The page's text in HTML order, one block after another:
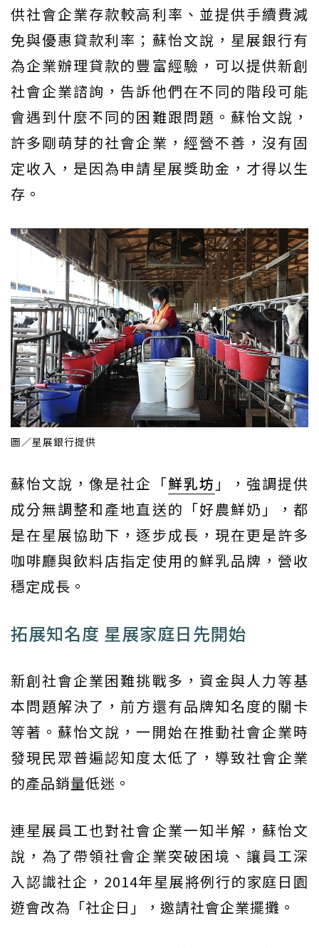
供社會企業存款較高利率、並提供手續費減
免與優惠貸款利率；蘇怡文說，星展銀行有
為企業辦理貸款的豐富經驗，可以提供新創
社會企業諮詢，告訴他們在不同的階段可能
會遇到什麼不同的困難跟問題。蘇怡文說，
許多剛萌芽的社會企業，經營不善，沒有固
定收入，是因為申請星展獎助金，才得以生
存。
圖／星展銀行提供
蘇怡文說，像是社企「鮮乳坊 」，強調提供
成分無調整和產地直送的「好農鮮奶」，都
是在星展協助下，逐步成長，現在更是許多
咖啡廳與飲料店指定使用的鮮乳品牌，營收
穩定成長。
拓展知名度 星展家庭日先開始
新創社會企業困難挑戰多，資金與人力等基
本問題解決了，前方還有品牌知名度的關卡
等著。蘇怡文說，一開始在推動社會企業時
發現民眾普遍認知度太低了，導致社會企業
的產品銷量低迷。
連星展員工也對社會企業一知半解，蘇怡文
說，為了帶領社會企業突破困境、讓員工深
入認識社企，2014年星展將例行的家庭日園
遊會改為「社企日」，邀請社會企業擺攤。